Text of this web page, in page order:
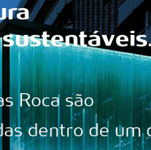
Roca são
dentro de um